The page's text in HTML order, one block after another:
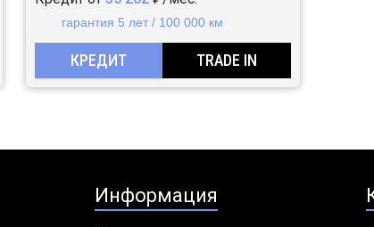
гарантия 5 лет / 100 000 км
КРЕДИТ TRADE IN
Информация